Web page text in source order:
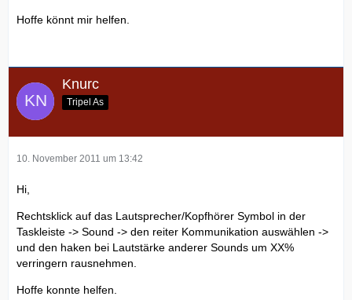
Hoffe könnt mir helfen.
Knurc
Tripel As
10. November 2011 um 13:42
Hi,
Rechtsklick auf das Lautsprecher/Kopfhörer Symbol in der
Taskleiste -> Sound -> den reiter Kommunikation auswählen ->
und den haken bei Lautstärke anderer Sounds um XX%
verringern rausnehmen.
Hoffe konnte helfen.